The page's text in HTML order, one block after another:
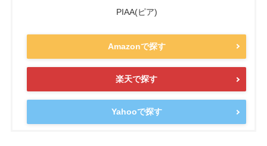
PIAA(ピア)
Amazonで探す
楽天で探す
Yahooで探す